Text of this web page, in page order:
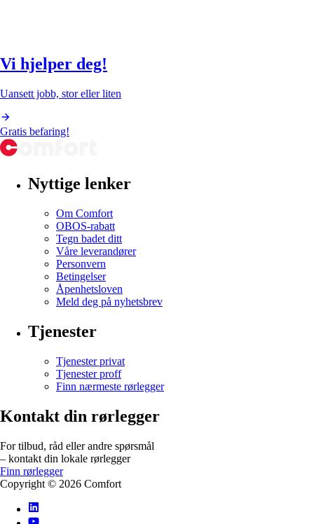
Vi hjelper deg!
Uansett jobb, stor eller liten
Gratis befaring!
Nyttige lenker
Om Comfort
OBOS-rabatt
Tegn badet ditt
Våre leverandører
Personvern
Betingelser
Åpenhetsloven
Meld deg på nyhetsbrev
Tjenester
Tjenester privat
Tjenester proff
Finn nærmeste rørlegger
Kontakt din rørlegger
For tilbud, råd eller andre spørsmål
– kontakt din lokale rørlegger
Finn rørlegger
Copyright © 2026 Comfort